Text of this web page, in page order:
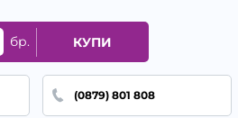
бр. КУПИ
(0879) 801 808